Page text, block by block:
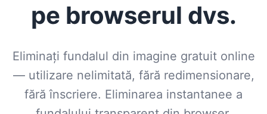
pe browserul dvs.
Eliminați fundalul din imagine gratuit online
— utilizare nelimitată, fără redimensionare,
fără înscriere. Eliminarea instantanee a